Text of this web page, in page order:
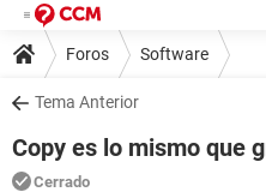
Foros Software
Tema Anterior
Copy es lo mismo que
Cerrado